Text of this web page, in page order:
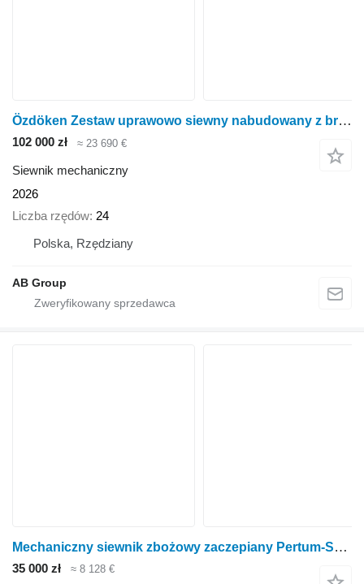
Özdöken Zestaw uprawowo siewny nabudowany z broną aktywną Ozdoken Pertum
102 000 zł ≈ 23 690 €
Siewnik mechaniczny
2026
Liczba rzędów 24
Polska, Rzędziany
AB Group
Mechaniczny siewnik zbożowy zaczepiany Pertum-S300 jednotalerzow
35 000 zł ≈ 8 128 €